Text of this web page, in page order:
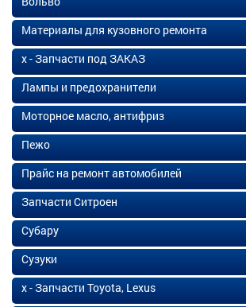
Материалы для кузовного ремонта
х - Запчасти под ЗАКАЗ
Лампы и предохранители
Моторное масло, антифриз
Пежо
Прайс на ремонт автомобилей
Запчасти Ситроен
Субару
Сузуки
х - Запчасти Toyota, Lexus